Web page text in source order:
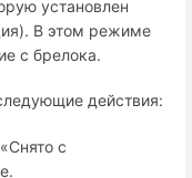
установлен
В этом режиме
с брелока.
действия:
с